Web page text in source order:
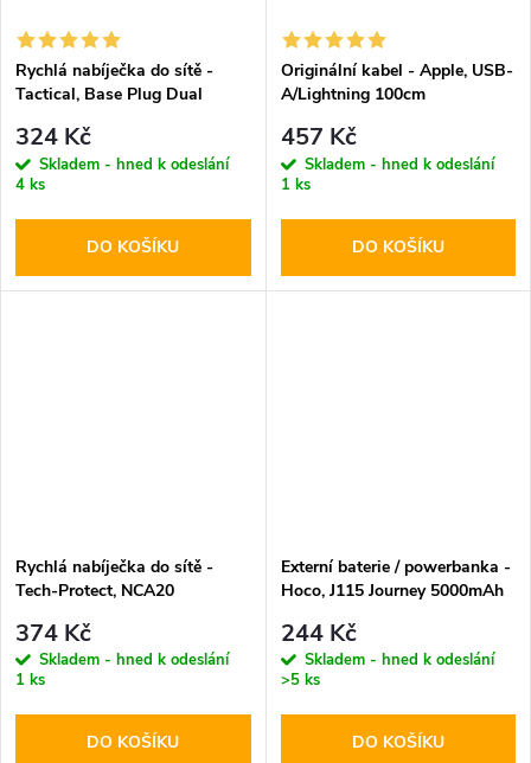
Rychlá nabíječka do sítě -
Tactical, Base Plug Dual
324 Kč
Skladem - hned k odeslání
4 ks
DO KOŠÍKU
Originální kabel - Apple, USB-
A/Lightning 100cm
457 Kč
Skladem - hned k odeslání
1 ks
DO KOŠÍKU
Rychlá nabíječka do sítě -
Tech-Protect, NCA20
kabel
374 Kč
Skladem - hned k odeslání
1 ks
DO KOŠÍKU
Externí baterie / powerbanka -
Hoco, J115 Journey 5000mAh
244 Kč
Skladem - hned k odeslání
>5 ks
DO KOŠÍKU